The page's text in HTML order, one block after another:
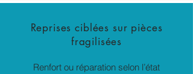
Reprises ciblées sur pièces
fragilisées
Renfort ou réparation selon l’état